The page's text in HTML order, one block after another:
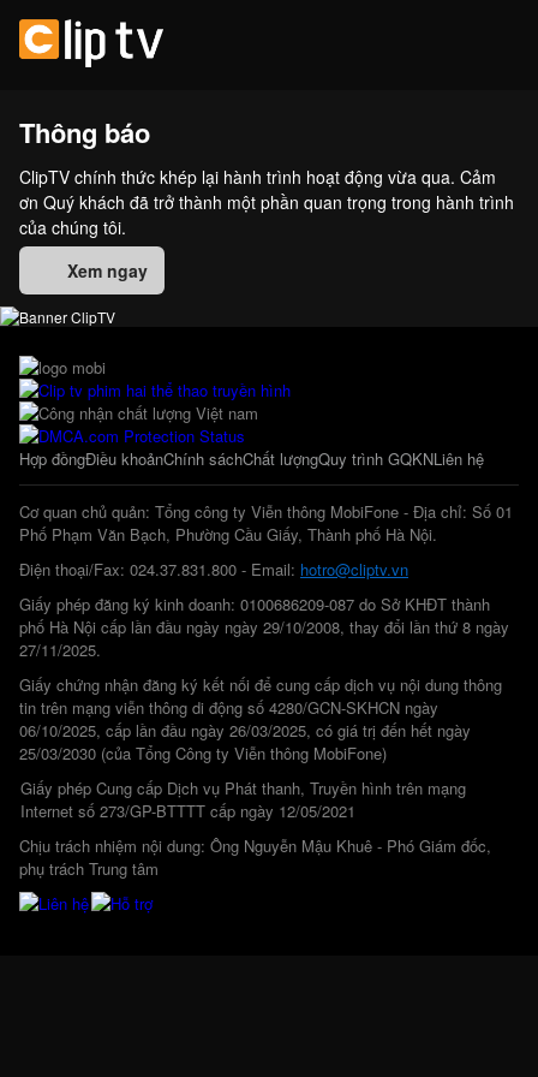
Thông báo
ClipTV chính thức khép lại hành trình hoạt động vừa qua. Cảm
ơn Quý khách đã trở thành một phần quan trọng trong hành trình
của chúng tôi.
Xem ngay
Hợp đồngĐiều khoảnChính sáchChất lượngQuy trình GQKNLiên hệ
Cơ quan chủ quản: Tổng công ty Viễn thông MobiFone - Địa chỉ: Số 01
Phố Phạm Văn Bạch, Phường Cầu Giấy, Thành phố Hà Nội.
Điện thoại/Fax: 024.37.831.800 - Email: hotro@cliptv.vn
Giấy phép đăng ký kinh doanh: 0100686209-087 do Sở KHĐT thành
phố Hà Nội cấp lần đầu ngày ngày 29/10/2008, thay đổi lần thứ 8 ngày
27/11/2025.
Giấy chứng nhận đăng ký kết nối để cung cấp dịch vụ nội dung thông
tin trên mạng viễn thông di động số 4280/GCN-SKHCN ngày
06/10/2025, cấp lần đầu ngày 26/03/2025, có giá trị đến hết ngày
25/03/2030 (của Tổng Công ty Viễn thông MobiFone)
Giấy phép Cung cấp Dịch vụ Phát thanh, Truyền hình trên mạng
Internet số 273/GP-BTTTT cấp ngày 12/05/2021
Chịu trách nhiệm nội dung: Ông Nguyễn Mậu Khuê - Phó Giám đốc,
phụ trách Trung tâm